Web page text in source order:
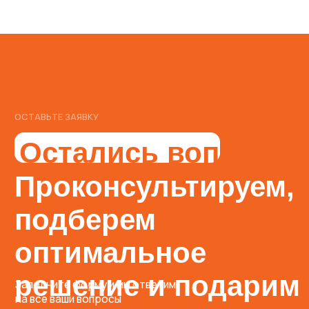
Монтаж металлоконструкций
Монтаж сэндвич-панелей
Производство металлоконструкций
Строительство быстровозводимых зданий
Поставка сэндвич-панелей и комплектующих
Изготовление и монтаж фасонных элементов
*Социальная сеть Instagram принадлежит компании Meta
и запрещена на территории Российской Федерации